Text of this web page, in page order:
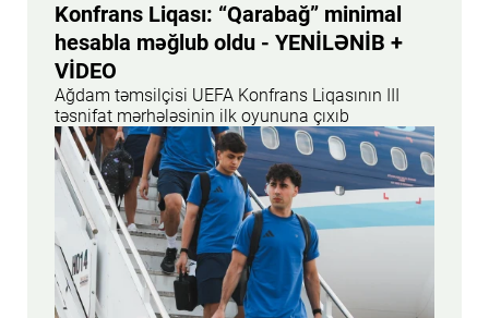
Konfrans Liqası: “Qarabağ” minimal
hesabla məğlub oldu - YENİLƏNİB +
VİDEO
Ağdam təmsilçisi UEFA Konfrans Liqasının III
təsnifat mərhələsinin ilk oyununa çıxıb